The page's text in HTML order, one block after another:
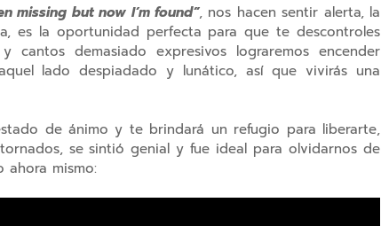
missing but now I’m found”, nos hacen sentir alerta, la
es la oportunidad perfecta para que te descontroles
demasiado expresivos lograremos encender
lado despiadado y lunático, así que vivirás una
de ánimo y te brindará un refugio para liberarte,
se sintió genial y fue ideal para olvidarnos de
ahora mismo: